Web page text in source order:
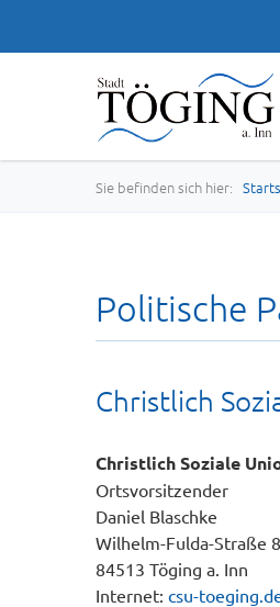
Sie befinden sich hier:
Politische
Christlich
Christlich Soziale
Ortsvorsitzender
Daniel Blaschke
Wilhelm-Fulda-Straße 8
84513 Töging a. Inn
Internet: csu-